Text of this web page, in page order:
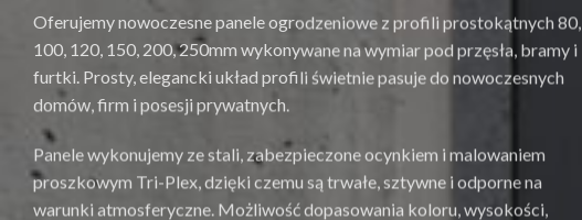
Oferujemy nowoczesne panele ogrodzeniowe z profili prostokątnych 80,
100, 120, 150, 200, 250mm wykonywane na wymiar pod przęsła, bramy i
furtki. Prosty, elegancki układ profili świetnie pasuje do nowoczesnych
domów, firm i posesji prywatnych.
Panele wykonujemy ze stali, zabezpieczone ocynkiem i malowaniem
proszkowym Tri-Plex, dzięki czemu są trwałe, sztywne i odporne na
warunki atmosferyczne. Możliwość dopasowania koloru, wysokości,